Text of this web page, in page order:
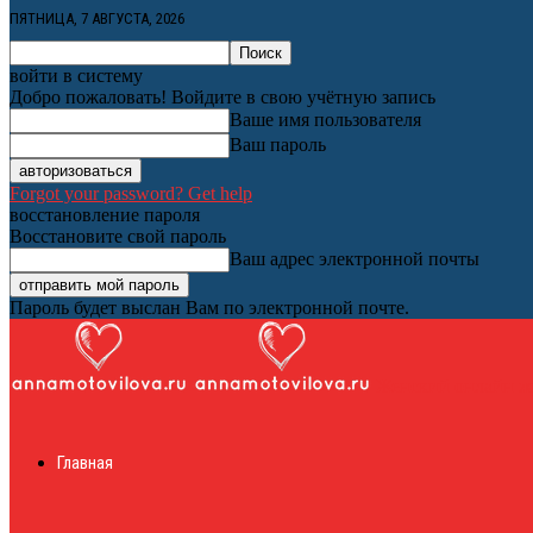
ПЯТНИЦА, 7 АВГУСТА, 2026
войти в систему
Добро пожаловать! Войдите в свою учётную запись
Ваше имя пользователя
Ваш пароль
Forgot your password? Get help
восстановление пароля
Восстановите свой пароль
Ваш адрес электронной почты
Пароль будет выслан Вам по электронной почте.
Главная